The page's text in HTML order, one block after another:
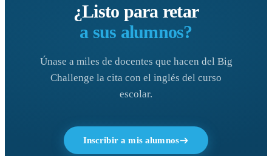
¿Listo para retar
a sus alumnos?
Únase a miles de docentes que hacen del Big
Challenge la cita con el inglés del curso
escolar.
Inscribir a mis alumnos